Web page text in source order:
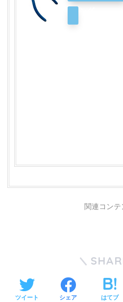
関連コンテ
ツイート シェア はてブ